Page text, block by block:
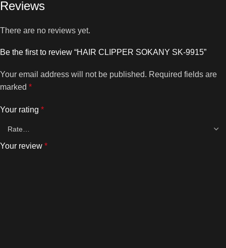
Reviews
There are no reviews yet.
Be the first to review “HAIR CLIPPER SOKANY SK-9915”
Your email address will not be published. Required fields are
marked *
Your rating *
Your review *